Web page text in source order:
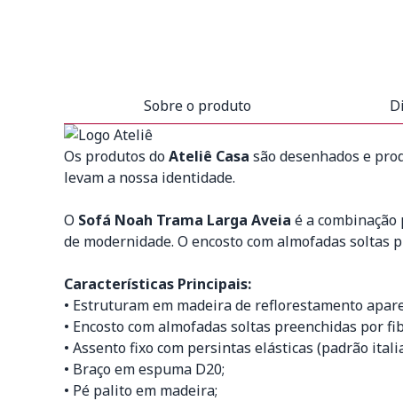
Sobre o produto
Os produtos doAteliê Casa são desenhados e
levam a nossa identidade.
O Sofá Noah Trama Larga Aveia é a
de modernidade. O encosto com almofadas
Características Principais:
• Estruturam em madeira de reflorestamento
• Encosto com almofadas soltas preenchidas por
• Assento fixo com persintas elásticas (padrão
• Braço em espuma D20;
• Pé palito em madeira;